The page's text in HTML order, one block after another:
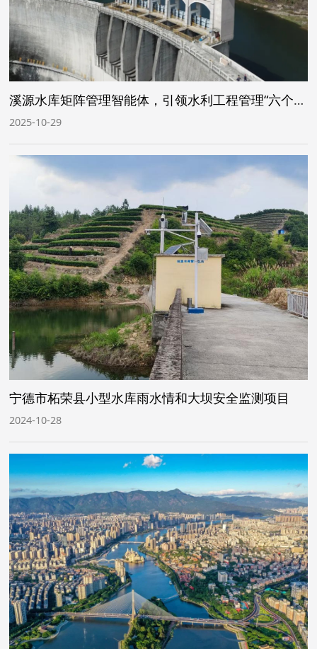
溪源水库矩阵管理智能体，引领水利工程管理“六个一键”变革
2025-10-29
宁德市柘荣县小型水库雨水情和大坝安全监测项目
2024-10-28